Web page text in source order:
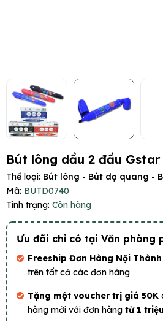
Bút lông dầu 2 đầu Gstar
Thể loại: Bút lông - Bút dạ quang -
Mã: BUTD0740
Tình trạng: Còn hàng
Ưu đãi chỉ có tại Văn phòng
Freeship Đơn Hàng Nội
trên tất cả các đơn hàng
Tặng một voucher trị giá 50K
hàng mới với đơn hàng từ 1